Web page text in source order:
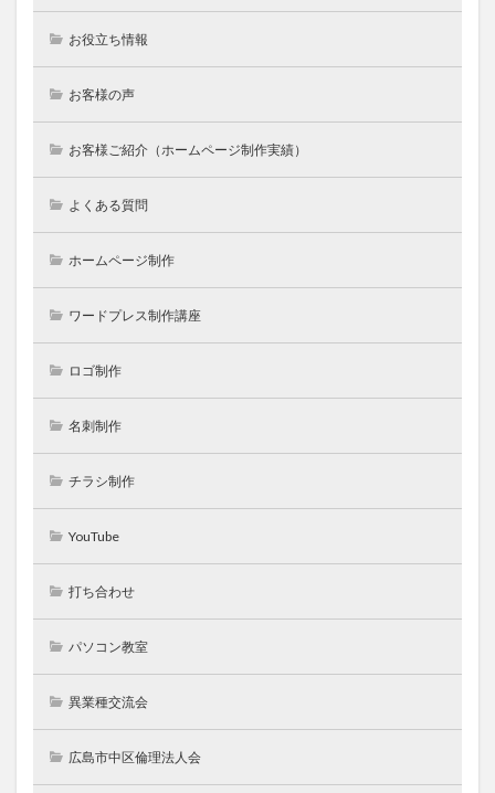
お役立ち情報
お客様の声
お客様ご紹介（ホームページ制作実績）
よくある質問
ホームページ制作
ワードプレス制作講座
ロゴ制作
名刺制作
チラシ制作
YouTube
打ち合わせ
パソコン教室
異業種交流会
広島市中区倫理法人会